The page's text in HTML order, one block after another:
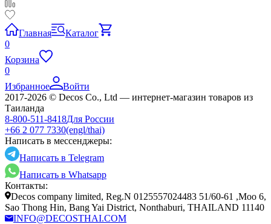
Главная
Каталог
0
Корзина
0
Избранное
Войти
2017-2026 © Decos Co., Ltd — интернет-магазин товаров из
Таиланда
8-800-511-8418Для России
+66 2 077 7330(engl/thai)
Написать в мессенджеры:
Написать в Telegram
Написать в Whatsapp
Контакты:
Decos company limited, Reg.N 0125557024483 51/60-61 ,Moo 6,
Sao Thong Hin, Bang Yai District, Nonthaburi, THAILAND 11140
INFO@DECOSTHAI.COM